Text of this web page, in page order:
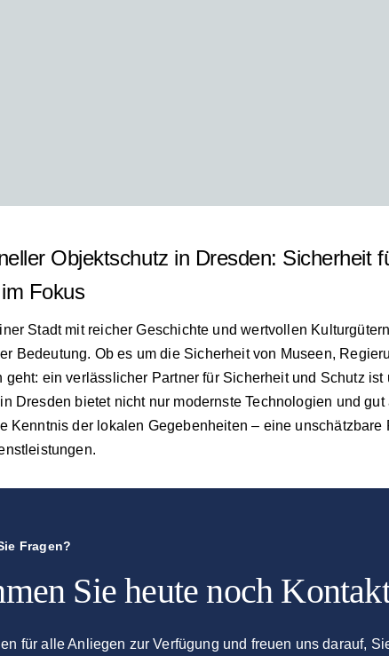
Objektschutz in Dresden: Sicherheit
Fokus
Stadt mit reicher Geschichte und wertvollen
Bedeutung. Ob es um die Sicherheit von Museen,
geht: ein verlässlicher Partner für Sicherheit und Schutz
in Dresden bietet nicht nur modernste Technologien und
Kenntnis der lokalen Gegebenheiten – eine unschätzbare
Fragen?
Sie heute noch
für alle Anliegen zur Verfügung und freuen uns darauf,